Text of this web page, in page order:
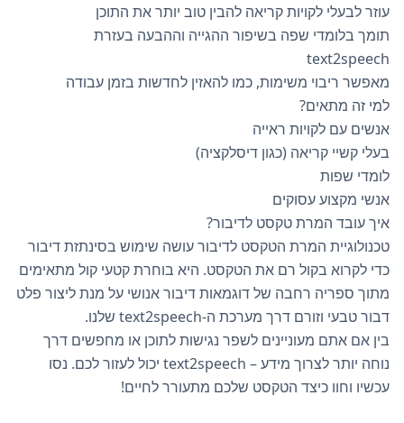
עוזר לבעלי לקויות קריאה להבין טוב יותר את התוכן
תומך בלומדי שפה בשיפור ההגייה וההבעה בעזרת
text2speech
מאפשר ריבוי משימות, כמו להאזין לחדשות בזמן עבודה
למי זה מתאים?
אנשים עם לקויות ראייה
בעלי קשיי קריאה (כגון דיסלקציה)
לומדי שפות
אנשי מקצוע עסוקים
איך עובד המרת טקסט לדיבור?
טכנולוגיית המרת הטקסט לדיבור עושה שימוש בסינתזת דיבור
כדי לקרוא בקול רם את הטקסט. היא בוחרת קטעי קול מתאימים
מתוך ספריה רחבה של דוגמאות דיבור אנושי על מנת ליצור פלט
דבור טבעי וזורם דרך מערכת ה-text2speech שלנו.
בין אם אתם מעוניינים לשפר נגישות לתוכן או מחפשים דרך
נוחה יותר לצרוך מידע – text2speech יכול לעזור לכם. נסו
עכשיו וחוו כיצד הטקסט שלכם מתעורר לחיים!